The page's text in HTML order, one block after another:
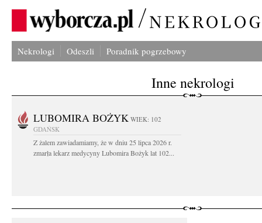
Nekrologi Odeszli Poradnik pogrzebowy
Inne nekrologi
LUBOMIRA BOŻYK WIEK: 102
GDAŃSK
Z żalem zawiadamiamy, że w dniu 25 lipca 2026 r.
zmarła lekarz medycyny Lubomira Bożyk lat 102...